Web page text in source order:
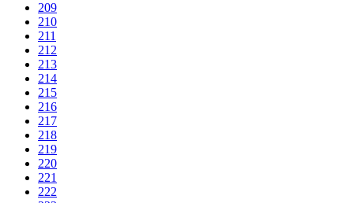
209
210
211
212
213
214
215
216
217
218
219
220
221
222